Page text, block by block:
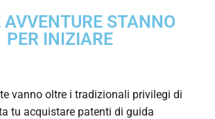
AVVENTURE STANNO
PER INIZIARE
vanno oltre i tradizionali privilegi di
tu acquistare patenti di guida